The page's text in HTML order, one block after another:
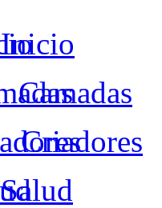
Inicio
Camadas
Criadores
Salud